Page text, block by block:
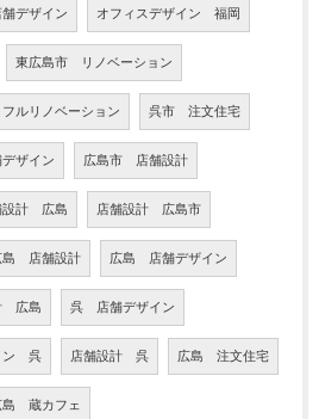
デザイン オフィスデザイン 福岡
東広島市 リノベーション
ルリノベーション 呉市 注文住宅
ザイン 広島市 店舗設計
設計 広島 店舗設計 広島市
島 店舗設計 広島 店舗デザイン
広島 呉 店舗デザイン
ン 呉 店舗設計 呉 広島 注文住宅
島 蔵カフェ